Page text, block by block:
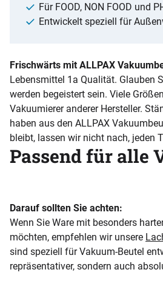
Für FOOD, NON FOOD und
Entwickelt speziell für
Frischwärts mit ALLPAX
Lebensmittel 1a Qualität. Glauben
werden begeistert sein. Viele
Vakuumierer anderer Hersteller.
haben aus den ALLPAX
bleibt, lassen wir nicht nach, jeden
Passend für alle
Darauf sollten Sie achten:
Wenn Sie Ware mit besonders
möchten, empfehlen wir unsere
sind speziell für Vakuum-Beutel
repräsentativer, sondern auch